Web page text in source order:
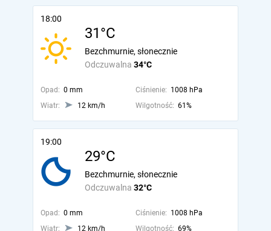
18:00
31°C
Odczuwalna 34°C
Bezchmurnie, słonecznie
Opad: 0 mm Ciśnienie: 1008 hPa
Wiatr:
12 km/h Wilgotność: 61%
19:00
29°C
Odczuwalna 32°C
Bezchmurnie, słonecznie
Opad: 0 mm Ciśnienie: 1008 hPa
Wiatr:
12 km/h Wilgotność: 69%